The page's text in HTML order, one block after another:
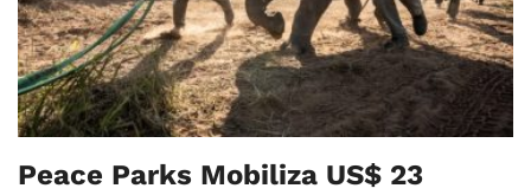
Peace Parks Mobiliza US$ 23